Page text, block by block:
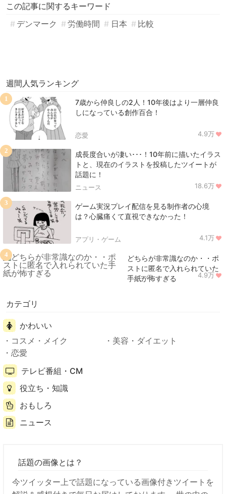
この記事に関するキーワード
デンマーク
労働時間 日本 比較
週間人気ランキング
7歳から仲良しの2人！10年後はより一層仲良
しになっている創作百合！
恋愛 4.9万
1
成長度合いが凄い･･･！10年前に描いたイラス
トと、現在のイラストを投稿したツイートが
話題に！
ニュース 18.6万
2
ゲーム実況プレイ配信を見る制作者の心境
は？心臓痛くて直視できなかった！
アプリ・ゲーム 4.1万
3
どちらが非常識なのか・・ポ
ストに匿名で入れられていた
手紙が怖すぎる
ニュース 4.9万
4
カテゴリ
かわいい
コスメ・メイク
美容・ダイエット
恋愛
テレビ番組・CM
役立ち・知識
おもしろ
ニュース
話題の画像とは？
今ツイッター上で話題になっている画像付きツイートを